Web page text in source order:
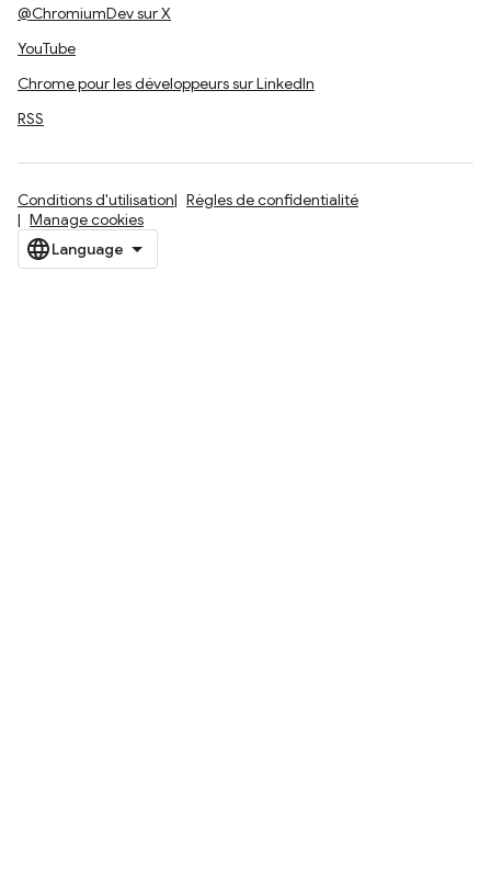
@ChromiumDev sur X
YouTube
Chrome pour les développeurs sur LinkedIn
RSS
Conditions d'utilisation
Règles de confidentialité
Manage cookies